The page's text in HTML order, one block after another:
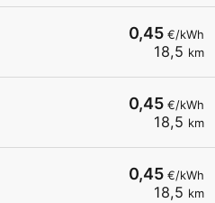
0,45 €/kWh
18,5 km
0,45 €/kWh
18,5 km
0,45 €/kWh
18,5 km